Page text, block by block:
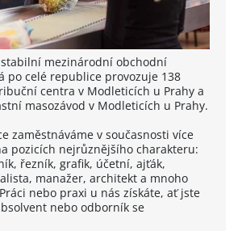
stabilní mezinárodní obchodní
po celé republice provozuje 138
centra v Modleticích u Prahy a
masozávod v Modleticích u Prahy.
zaměstnáváme v současnosti více
pozicích nejrůznějšího charakteru:
řezník, grafik, účetní, ajťák,
manažer, architekt a mnoho
nebo praxi u nás získáte, ať jste
nebo odborník se